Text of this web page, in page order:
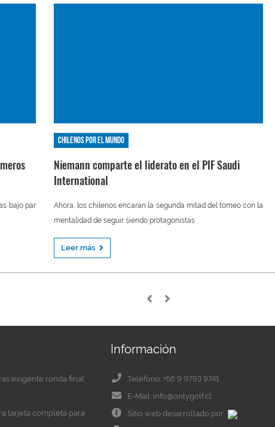
bajo par
Chilenos por el mundo
Niemann comparte el liderato en el PIF Saudi
International
Ahora, los chilenos encaran la segunda mitad del torneo con la
mentalidad de seguir siendo protagonistas
Leer más
exigente ronda final
tarjeta completa para
Información
Teléfono: +56 9 9793 9741
E-Mail: info@onlygolf.cl
Sitio web desarrollado por